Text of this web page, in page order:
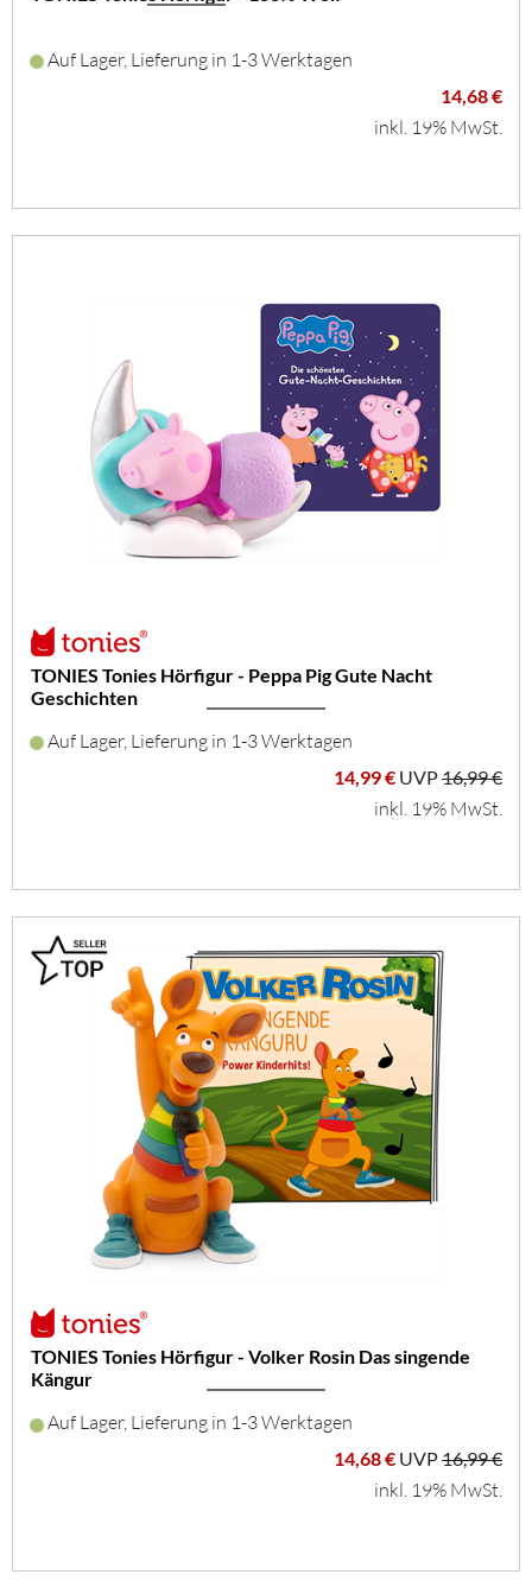
Auf Lager, Lieferung in 1-3 Werktagen
14,68 €
inkl. 19% MwSt.
TONIES Tonies Hörfigur - Peppa Pig Gute Nacht
Geschichten
Auf Lager, Lieferung in 1-3 Werktagen
14,99 € UVP16,99 €
inkl. 19% MwSt.
TONIES Tonies Hörfigur - Volker Rosin Das singende
Kängur
Auf Lager, Lieferung in 1-3 Werktagen
14,68 € UVP16,99 €
inkl. 19% MwSt.